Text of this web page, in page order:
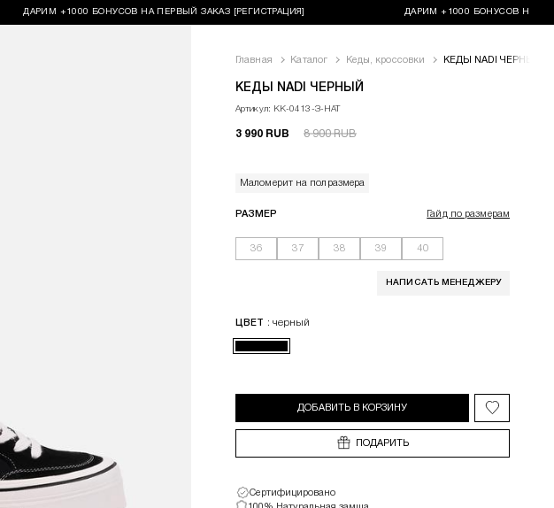
ДАРИМ +1000 БОНУСОВ НА ПЕРВЫЙ ЗАКАЗ [РЕГИСТРАЦИЯ] ДАРИМ +1000 БОНУСОВ НА ПЕРВЫЙ
Главная Каталог Кеды, кроссовки КЕДЫ NADI ЧЕРНЫЙ
КЕДЫ NADI ЧЕРНЫЙ
<p>Трендовые кеды на плоском ходу - любимая база
Артикул: КК-0413-З-НАТ
3 990 RUB 8 900 RUB
Маломерит на полразмера
РАЗМЕР Гайд по размерам
36 37 38 39 40
НАПИСАТЬ МЕНЕДЖЕРУ
ЦВЕТ : черный
ДОБАВИТЬ В КОРЗИНУ Добавить в
ПОДАРИТЬ
Сертифицировано